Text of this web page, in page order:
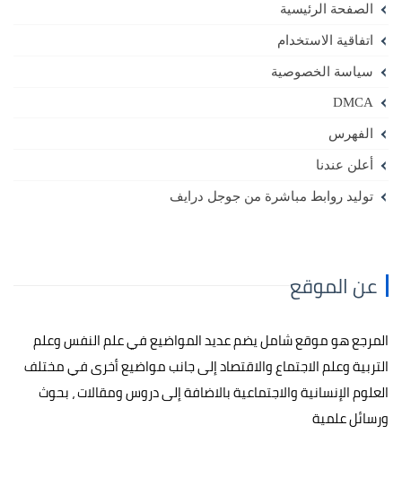
الصفحة الرئيسية
اتفاقية الاستخدام
سياسة الخصوصية
DMCA
الفهرس
أعلن عندنا
توليد روابط مباشرة من جوجل درايف
عن الموقع
المرجع هو موقع شامل يضم عديد المواضيع في علم النفس وعلم
التربية وعلم الاجتماع والاقتصاد إلى جانب مواضيع أخرى في مختلف
العلوم الإنسانية والاجتماعية بالاضافة إلى دروس ومقالات ، بحوث
ورسائل علمية